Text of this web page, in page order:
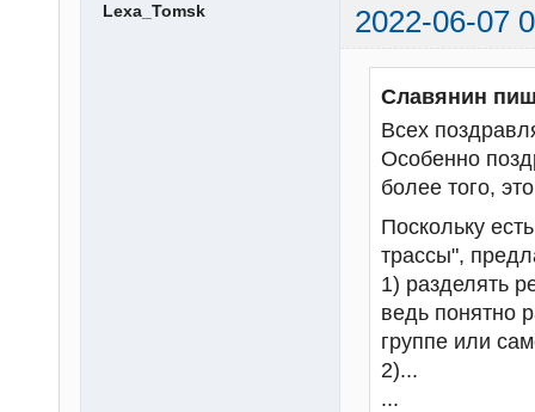
Lexa_Tomsk 2022-06-07
Славянин
Всех
Особенно
более того,
Поскольку
трассы",
1) разделять
ведь понятно
группе или
2)...
...